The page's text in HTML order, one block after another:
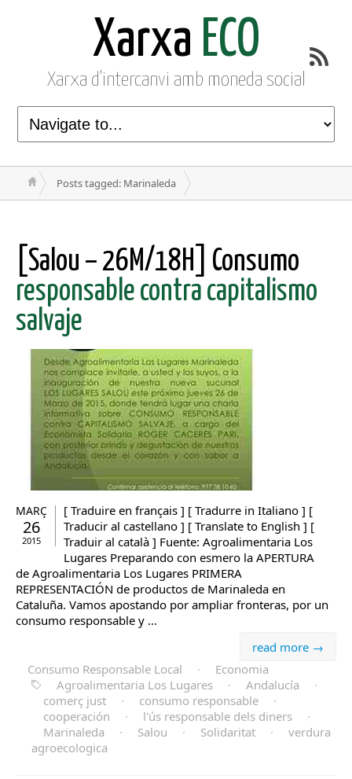
Xarxa ECO
Xarxa d'intercanvi amb moneda social
Posts tagged: Marinaleda
[Salou – 26M/18H] Consumo
responsable contra capitalismo
salvaje
MARÇ
26
2015
[ Traduire en français ] [ Tradurre in Italiano ] [
Traducir al castellano ] [ Translate to English ] [
Traduir al català ] Fuente: Agroalimentaria Los
Lugares Preparando con esmero la APERTURA
de Agroalimentaria Los Lugares PRIMERA
REPRESENTACIÓN de productos de Marinaleda en
Cataluña. Vamos apostando por ampliar fronteras, por un
consumo responsable y ...
read more →
Consumo Responsable Local
·
Economia
Agroalimentaria Los Lugares
· Andalucía
·
comerç just
· consumo responsable
·
cooperación
· l'ús responsable dels diners
·
Marinaleda
· Salou · Solidaritat ·
verdura
agroecologica